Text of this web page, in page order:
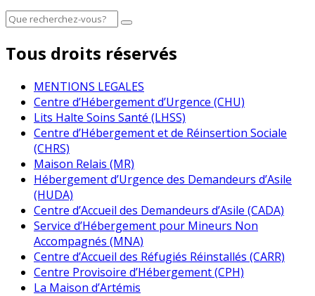
Tous droits réservés
MENTIONS LEGALES
Centre d’Hébergement d’Urgence (CHU)
Lits Halte Soins Santé (LHSS)
Centre d’Hébergement et de Réinsertion Sociale
(CHRS)
Maison Relais (MR)
Hébergement d’Urgence des Demandeurs d’Asile
(HUDA)
Centre d’Accueil des Demandeurs d’Asile (CADA)
Service d’Hébergement pour Mineurs Non
Accompagnés (MNA)
Centre d’Accueil des Réfugiés Réinstallés (CARR)
Centre Provisoire d’Hébergement (CPH)
La Maison d’Artémis